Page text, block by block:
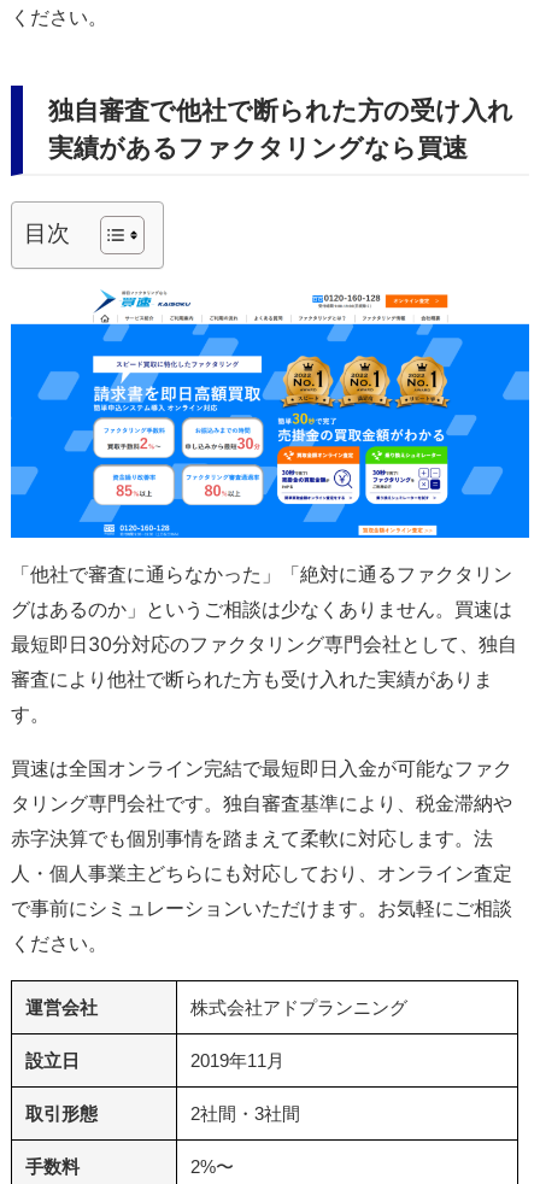
ください。
独自審査で他社で断られた方の受け入れ
実績があるファクタリングなら買速
目次
「他社で審査に通らなかった」「絶対に通るファクタリン
グはあるのか」というご相談は少なくありません。買速は
最短即日30分対応のファクタリング専門会社として、独自
審査により他社で断られた方も受け入れた実績がありま
す。
買速は全国オンライン完結で最短即日入金が可能なファク
タリング専門会社です。独自審査基準により、税金滞納や
赤字決算でも個別事情を踏まえて柔軟に対応します。法
人・個人事業主どちらにも対応しており、オンライン査定
で事前にシミュレーションいただけます。お気軽にご相談
ください。
運営会社 株式会社アドプランニング
設立日 2019年11月
取引形態 2社間・3社間
手数料 2%〜